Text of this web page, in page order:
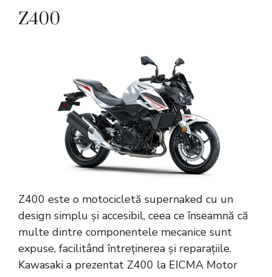
Z400
Z400 este o motocicletă supernaked cu un
design simplu și accesibil, ceea ce înseamnă că
multe dintre componentele mecanice sunt
expuse, facilitând întreținerea și reparațiile.
Kawasaki a prezentat Z400 la EICMA Motor